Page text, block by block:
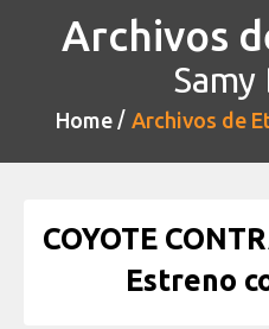
Archivos
Samy
Home Archivos de
COYOTE
Estreno